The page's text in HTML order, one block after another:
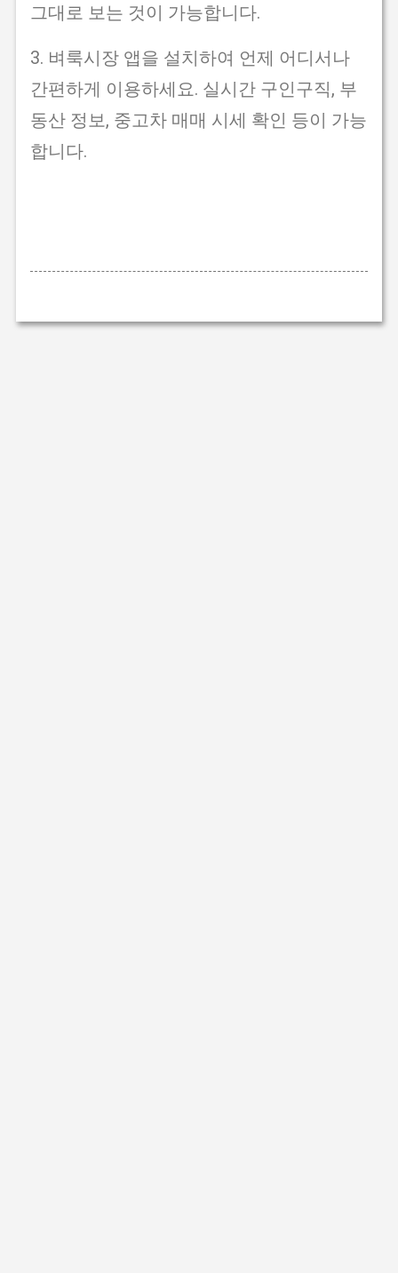
그대로 보는 것이 가능합니다.
3. 벼룩시장 앱을 설치하여 언제 어디서나
간편하게 이용하세요. 실시간 구인구직, 부
동산 정보, 중고차 매매 시세 확인 등이 가능
합니다.